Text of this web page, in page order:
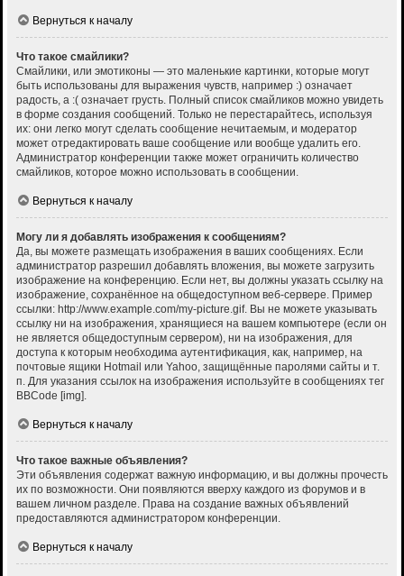
Вернуться к началу
Что такое смайлики?
Смайлики, или эмотиконы — это маленькие картинки, которые могут
быть использованы для выражения чувств, например :) означает
радость, а :( означает грусть. Полный список смайликов можно увидеть
в форме создания сообщений. Только не перестарайтесь, используя
их: они легко могут сделать сообщение нечитаемым, и модератор
может отредактировать ваше сообщение или вообще удалить его.
Администратор конференции также может ограничить количество
смайликов, которое можно использовать в сообщении.
Вернуться к началу
Могу ли я добавлять изображения к сообщениям?
Да, вы можете размещать изображения в ваших сообщениях. Если
администратор разрешил добавлять вложения, вы можете загрузить
изображение на конференцию. Если нет, вы должны указать ссылку на
изображение, сохранённое на общедоступном веб-сервере. Пример
ссылки: http://www.example.com/my-picture.gif. Вы не можете указывать
ссылку ни на изображения, хранящиеся на вашем компьютере (если он
не является общедоступным сервером), ни на изображения, для
доступа к которым необходима аутентификация, как, например, на
почтовые ящики Hotmail или Yahoo, защищённые паролями сайты и т.
п. Для указания ссылок на изображения используйте в сообщениях тег
BBCode [img].
Вернуться к началу
Что такое важные объявления?
Эти объявления содержат важную информацию, и вы должны прочесть
их по возможности. Они появляются вверху каждого из форумов и в
вашем личном разделе. Права на создание важных объявлений
предоставляются администратором конференции.
Вернуться к началу